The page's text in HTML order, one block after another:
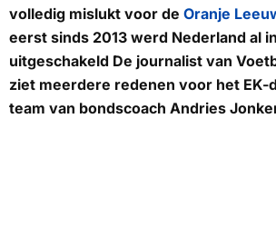
volledig mislukt voor de Oranje
eerst sinds 2013 werd Nederland al
uitgeschakeld De journalist van
ziet meerdere redenen voor het EK-
team van bondscoach Andries